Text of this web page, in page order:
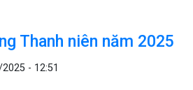
Thanh niên năm 2025
- 12:51